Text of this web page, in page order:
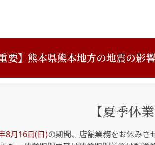
重要】熊本県熊本地方の地震の影
【夏季休
8月16日(日)の期間、店舗業務をお休みさ